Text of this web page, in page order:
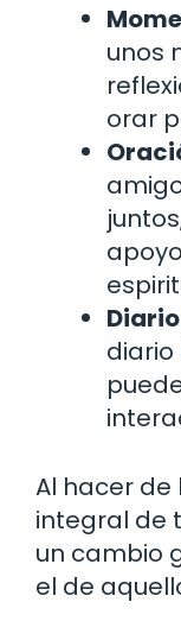
unos
orar
Al hacer
integral de
un cambio
el de